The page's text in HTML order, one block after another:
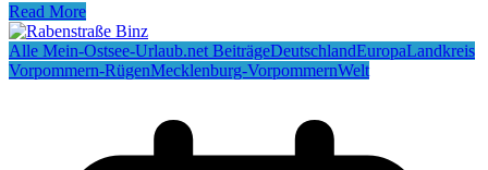
Read More
Alle Mein-Ostsee-Urlaub.net BeiträgeDeutschlandEuropaLandkreis
Vorpommern-RügenMecklenburg-VorpommernWelt